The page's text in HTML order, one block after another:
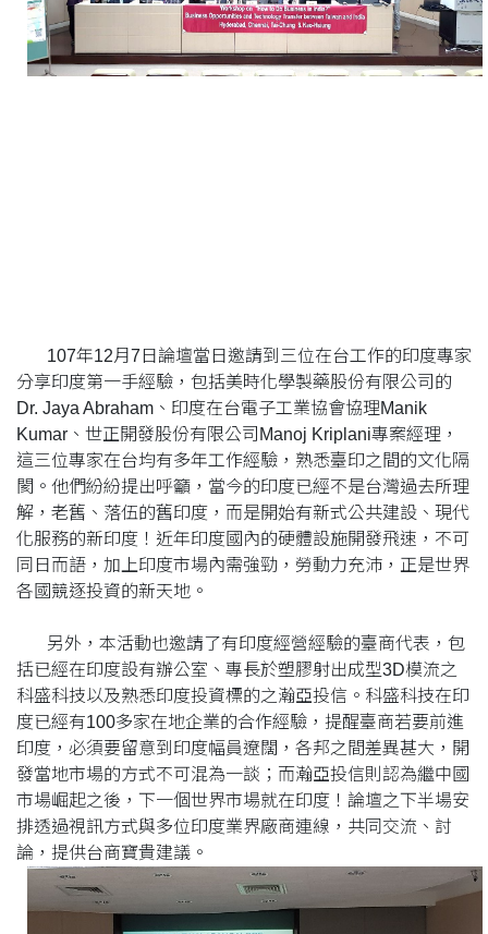
107年12月7日論壇當日邀請到三位在台工作的印度專家
分享印度第一手經驗，包括美時化學製藥股份有限公司的
Dr. Jaya Abraham、印度在台電子工業協會協理Manik
Kumar、世正開發股份有限公司Manoj Kriplani專案經理，
這三位專家在台均有多年工作經驗，熟悉臺印之間的文化隔
閡。他們紛紛提出呼籲，當今的印度已經不是台灣過去所理
解，老舊、落伍的舊印度，而是開始有新式公共建設、現代
化服務的新印度！近年印度國內的硬體設施開發飛速，不可
同日而語，加上印度市場內需強勁，勞動力充沛，正是世界
各國競逐投資的新天地。
另外，本活動也邀請了有印度經營經驗的臺商代表，包
括已經在印度設有辦公室、專長於塑膠射出成型3D模流之
科盛科技以及熟悉印度投資標的之瀚亞投信。科盛科技在印
度已經有100多家在地企業的合作經驗，提醒臺商若要前進
印度，必須要留意到印度幅員遼闊，各邦之間差異甚大，開
發當地市場的方式不可混為一談；而瀚亞投信則認為繼中國
市場崛起之後，下一個世界市場就在印度！論壇之下半場安
排透過視訊方式與多位印度業界廠商連線，共同交流、討
論，提供台商寶貴建議。